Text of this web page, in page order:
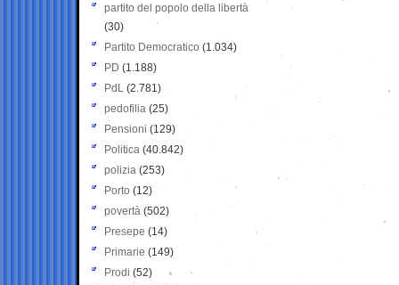
partito del popolo della libertà
(30)
Partito Democratico (1.034)
PD (1.188)
PdL (2.781)
pedofilia (25)
Pensioni (129)
Politica (40.842)
polizia (253)
Porto (12)
povertà (502)
Presepe (14)
Primarie (149)
Prodi (52)